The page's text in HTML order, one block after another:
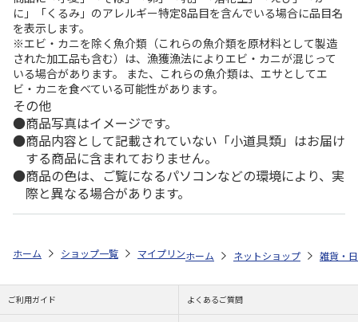
に」「くるみ」のアレルギー特定8品目を含んでいる場合に品目名
を表示します。
※エビ・カニを除く魚介類（これらの魚介類を原材料として製造
された加工品も含む）は、漁獲漁法によりエビ・カニが混じって
いる場合があります。 また、これらの魚介類は、エサとしてエ
ビ・カニを食べている可能性があります。
その他
商品写真はイメージです。
商品内容として記載されていない「小道具類」はお届け
する商品に含まれておりません。
商品の色は、ご覧になるパソコンなどの環境により、実
際と異なる場合があります。
ホーム ショップ一覧 マイプリント ビーンズ迷子札【アメリカン
ホーム ネットショップ 雑貨・
ご利用ガイド よくあるご質問